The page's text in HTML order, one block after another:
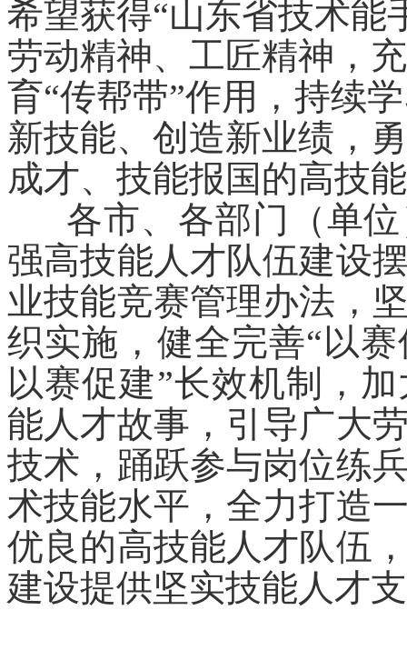
希望获得“山东省技术能
劳动精神、工匠精神，
育“传帮带”作用，持续
新技能、创造新业绩，
成才、技能报国的高技
各市、各部门（单位
强高技能人才队伍建设
业技能竞赛管理办法，
织实施，健全完善“以
以赛促建”长效机制，
能人才故事，引导广大
技术，踊跃参与岗位练
术技能水平，全力打造
优良的高技能人才队伍
建设提供坚实技能人才